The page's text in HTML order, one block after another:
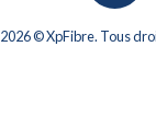
2026 © XpFibre. Tous